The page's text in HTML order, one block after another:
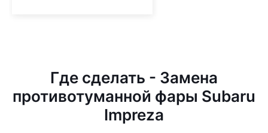
Где сделать - Замена
противотуманной фары Subaru
Impreza